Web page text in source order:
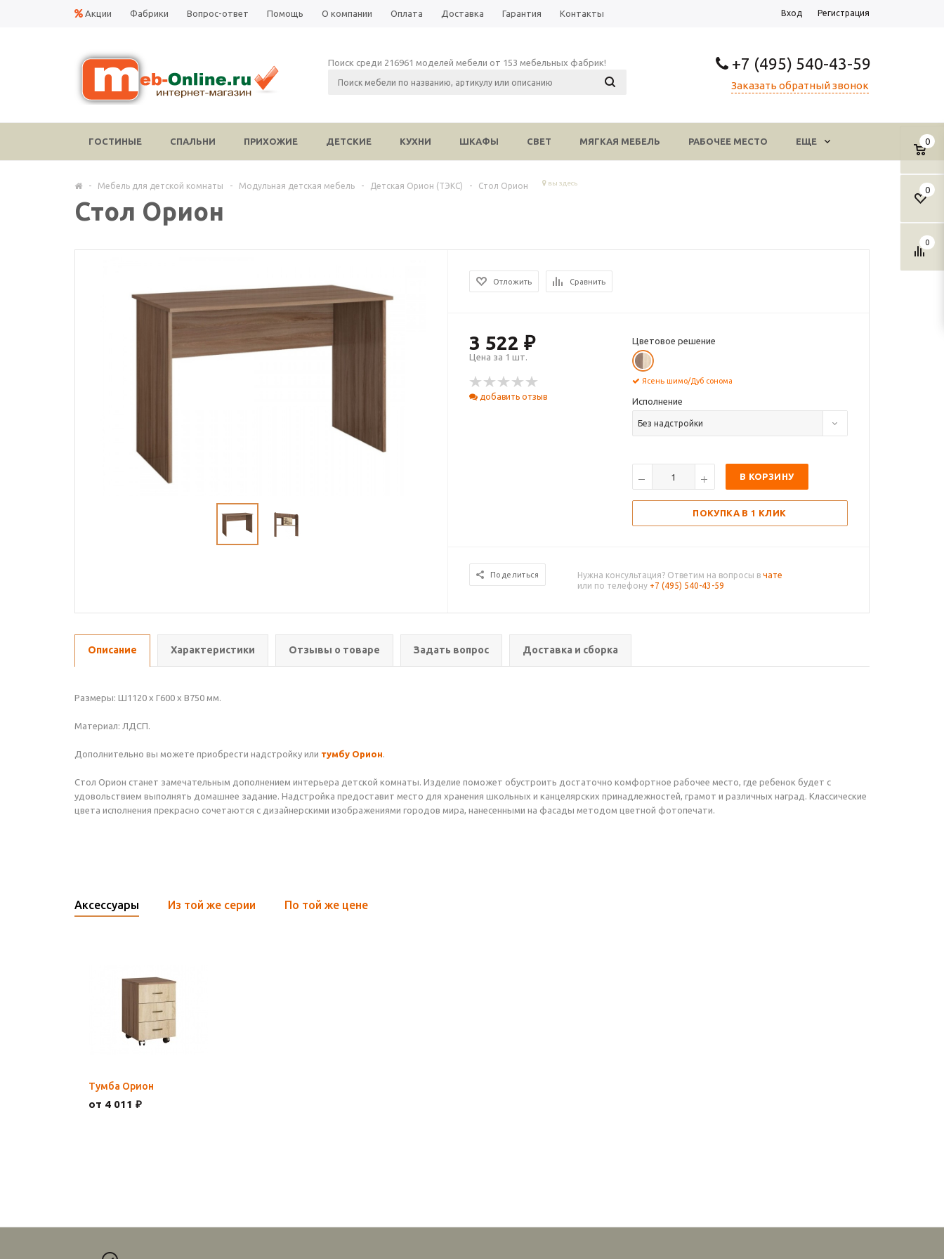
Акции Фабрики Вопрос-ответ Помощь О компании Оплата Доставка Гарантия Контакты Вход Регистрация
+7 (495) 540-43-59
Заказать обратный звонок
Поиск среди 216961 моделей мебели от 153 мебельных фабрик!
0
0
0
ГОСТИНЫЕ СПАЛЬНИ ПРИХОЖИЕ ДЕТСКИЕ КУХНИ ШКАФЫ СВЕТ МЯГКАЯ МЕБЕЛЬ РАБОЧЕЕ МЕСТО ЕЩЕ
- Мебель для детской комнаты - Модульная детская мебель - Детская Орион (ТЭКС) - Стол Орион вы здесь
Стол Орион
Отложить Сравнить
3 522 ₽
Цена за 1 шт.
добавить отзыв
Цветовое решение
Ясень шимо/Дуб сонома
Исполнение
Без надстройки
В КОРЗИНУ
ПОКУПКА В 1 КЛИК
Поделиться Нужна консультация? Ответим на вопросы в чате
или по телефону +7 (495) 540-43-59
Описание Характеристики Отзывы о товаре Задать вопрос Доставка и сборка
Размеры: Ш1120 х Г600 х В750 мм.
Материал: ЛДСП.
Дополнительно вы можете приобрести надстройку или тумбу Орион.
Стол Орион станет замечательным дополнением интерьера детской комнаты. Изделие поможет обустроить достаточно комфортное рабочее место, где ребенок будет с
удовольствием выполнять домашнее задание. Надстройка предоставит место для хранения школьных и канцелярских принадлежностей, грамот и различных наград. Классические
цвета исполнения прекрасно сочетаются с дизайнерскими изображениями городов мира, нанесенными на фасады методом цветной фотопечати.
Аксессуары Из той же серии По той же цене
Тумба Орион
от 4 011 ₽